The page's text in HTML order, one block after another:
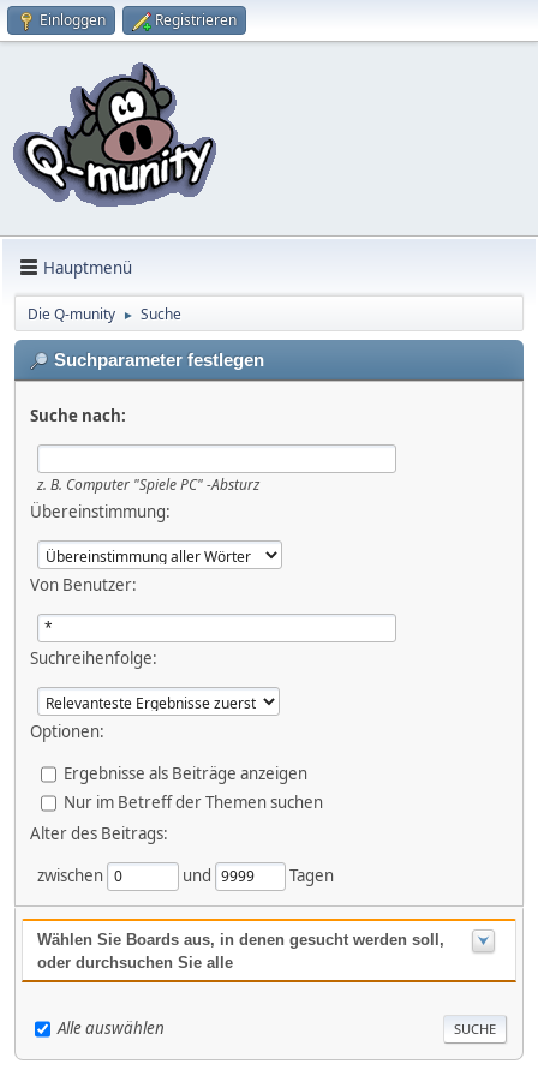
Einloggen Registrieren
Hauptmenü
Die Q-munity ► Suche
Suchparameter festlegen
Suche nach:
z. B. Computer "Spiele PC" -Absturz
Übereinstimmung:
Von Benutzer:
Suchreihenfolge:
Optionen:
Ergebnisse als Beiträge anzeigen
Nur im Betreff der Themen suchen
Alter des Beitrags:
zwischen
und Tagen
Wählen Sie Boards aus, in denen gesucht werden soll,
oder durchsuchen Sie alle
Alle auswählen